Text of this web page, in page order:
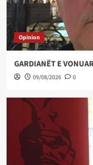
Opinion
GARDIANËT E
09/08/2026 0